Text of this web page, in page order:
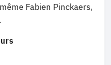
Fabien Pinckaers,